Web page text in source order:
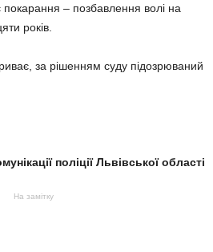
покарання – позбавлення волі на
років.
за рішенням суду підозрюваний
поліції Львівської області
На замітку